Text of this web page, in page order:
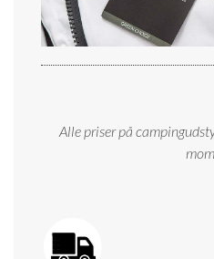
Alle priser på